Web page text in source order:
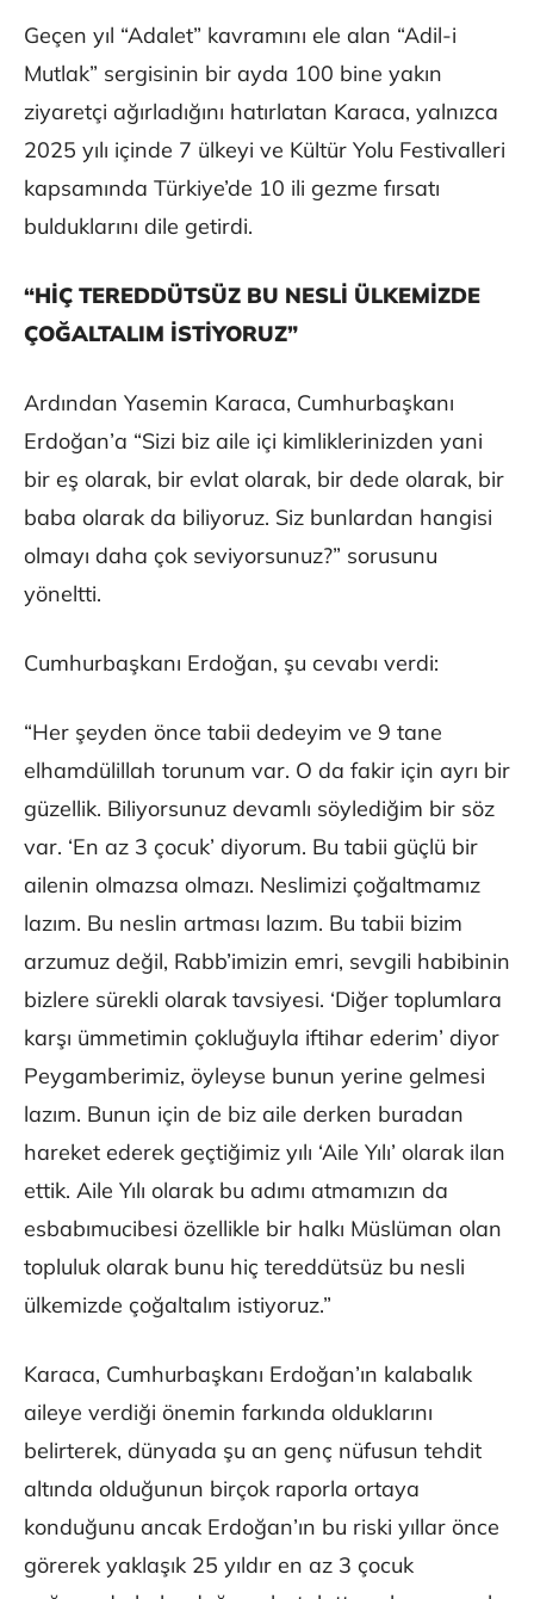
Geçen yıl “Adalet” kavramını ele alan “Adil-i
Mutlak” sergisinin bir ayda 100 bine yakın
ziyaretçi ağırladığını hatırlatan Karaca, yalnızca
2025 yılı içinde 7 ülkeyi ve Kültür Yolu Festivalleri
kapsamında Türkiye’de 10 ili gezme fırsatı
bulduklarını dile getirdi.
“HİÇ TEREDDÜTSÜZ BU NESLİ ÜLKEMİZDE
ÇOĞALTALIM İSTİYORUZ”
Ardından Yasemin Karaca, Cumhurbaşkanı
Erdoğan’a “Sizi biz aile içi kimliklerinizden yani
bir eş olarak, bir evlat olarak, bir dede olarak, bir
baba olarak da biliyoruz. Siz bunlardan hangisi
olmayı daha çok seviyorsunuz?” sorusunu
yöneltti.
Cumhurbaşkanı Erdoğan, şu cevabı verdi:
“Her şeyden önce tabii dedeyim ve 9 tane
elhamdülillah torunum var. O da fakir için ayrı bir
güzellik. Biliyorsunuz devamlı söylediğim bir söz
var. ‘En az 3 çocuk’ diyorum. Bu tabii güçlü bir
ailenin olmazsa olmazı. Neslimizi çoğaltmamız
lazım. Bu neslin artması lazım. Bu tabii bizim
arzumuz değil, Rabb’imizin emri, sevgili habibinin
bizlere sürekli olarak tavsiyesi. ‘Diğer toplumlara
karşı ümmetimin çokluğuyla iftihar ederim’ diyor
Peygamberimiz, öyleyse bunun yerine gelmesi
lazım. Bunun için de biz aile derken buradan
hareket ederek geçtiğimiz yılı ‘Aile Yılı’ olarak ilan
ettik. Aile Yılı olarak bu adımı atmamızın da
esbabımucibesi özellikle bir halkı Müslüman olan
topluluk olarak bunu hiç tereddütsüz bu nesli
ülkemizde çoğaltalım istiyoruz.”
Karaca, Cumhurbaşkanı Erdoğan’ın kalabalık
aileye verdiği önemin farkında olduklarını
belirterek, dünyada şu an genç nüfusun tehdit
altında olduğunun birçok raporla ortaya
konduğunu ancak Erdoğan’ın bu riski yıllar önce
görerek yaklaşık 25 yıldır en az 3 çocuk